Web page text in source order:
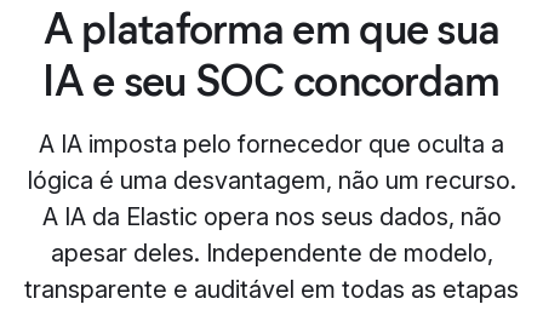
A plataforma em que sua
IA e seu SOC concordam
A IA imposta pelo fornecedor que oculta a
lógica é uma desvantagem, não um recurso.
A IA da Elastic opera nos seus dados, não
apesar deles. Independente de modelo,
transparente e auditável em todas as etapas